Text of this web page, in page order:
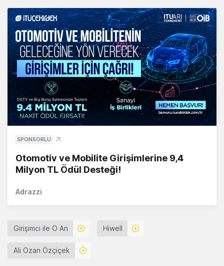
SPONSORLU
Otomotiv ve Mobilite Girişimlerine 9,4
Milyon TL Ödül Desteği!
Adrazzi
Girişimci ile O An Hiwell
Ali Ozan Özçiçek